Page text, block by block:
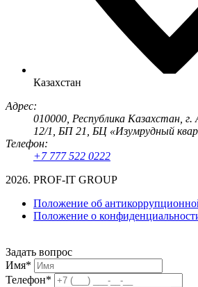
Казахстан
Адрес:
010000, Республика Казахстан,
12/1, БП 21, БЦ «Изумрудный
Телефон:
+7 777 522 0222
2026. PROF-IT GROUP
Положение об
Положение о
Задать вопрос
Имя*
Телефон*